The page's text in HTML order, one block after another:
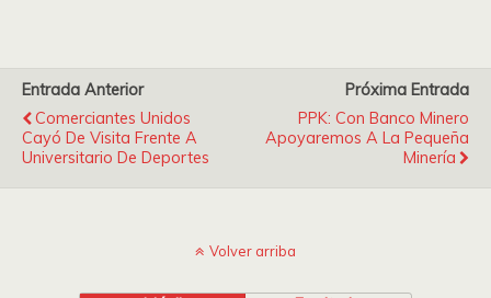
Entrada Anterior
Comerciantes Unidos
Cayó De Visita Frente A
Universitario De Deportes
Próxima Entrada
PPK: Con Banco Minero
Apoyaremos A La Pequeña
Minería
Volver arriba